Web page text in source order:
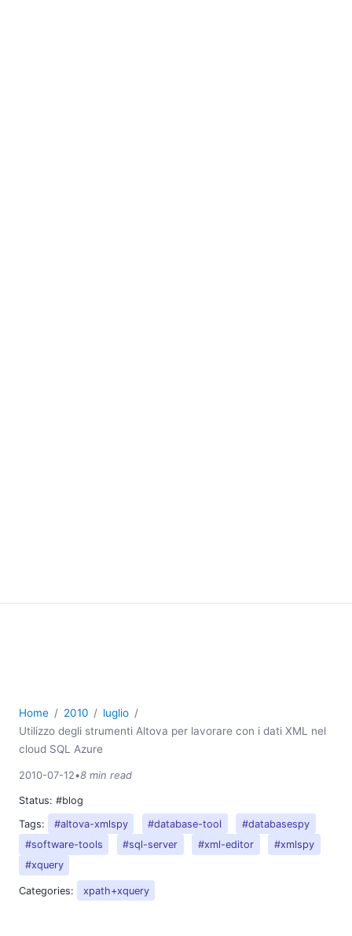
Home 2010
luglio
Utilizzo degli strumenti Altova per lavorare con i dati XML nel
cloud SQL Azure
2010-07-12•8 min read
Status: #blog
Tags:
#altova-xmlspy #database-tool
#databasespy
#software-tools
#sql-server #xml-editor
#xmlspy
#xquery
Categories: xpath+xquery